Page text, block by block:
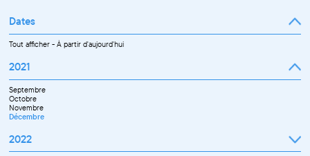
Dates
Tout afficher-À partir d'aujourd'hui
2021
Septembre
Octobre
Novembre
Décembre
2022